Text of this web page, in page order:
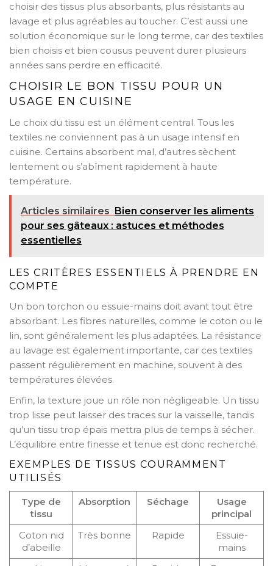
choisir des tissus plus absorbants, plus résistants au
lavage et plus agréables au toucher. C’est aussi une
solution économique sur le long terme, car des textiles
bien choisis et bien cousus peuvent durer plusieurs
années sans perdre en efficacité.
CHOISIR LE BON TISSU POUR UN
USAGE EN CUISINE
Le choix du tissu est un élément central. Tous les
textiles ne conviennent pas à un usage intensif en
cuisine. Certains absorbent mal, d’autres sèchent
lentement ou s’abîment rapidement à haute
température.
Articles similaires Bien conserver les aliments
pour ses gâteaux : astuces et méthodes
essentielles
LES CRITÈRES ESSENTIELS À PRENDRE EN
COMPTE
Un bon torchon ou essuie-mains doit avant tout être
absorbant. Les fibres naturelles, comme le coton ou le
lin, sont généralement les plus adaptées. La résistance
au lavage est également importante, car ces textiles
passent régulièrement en machine, souvent à des
températures élevées.
Enfin, la texture joue un rôle non négligeable. Un tissu
trop lisse peut laisser des traces sur la vaisselle, tandis
qu’un tissu trop épais mettra plus de temps à sécher.
L’équilibre entre finesse et tenue est donc recherché.
EXEMPLES DE TISSUS COURAMMENT
UTILISÉS
Type de
tissu
Absorption Séchage
Usage
principal
Coton nid
d’abeille
Très bonne Rapide
Essuie-
mains